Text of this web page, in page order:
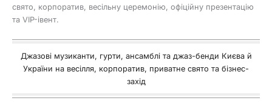
свято, корпоратив, весільну церемонію, офіційну презентацію
та VIP-івент.
Джазові музиканти, гурти, ансамблі та джаз-бенди Києва й
України на весілля, корпоратив, приватне свято та бізнес-
захід